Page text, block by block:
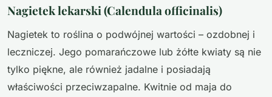
Nagietek lekarski (Calendula officinalis)
Nagietek to roślina o podwójnej wartości – ozdobnej i
leczniczej. Jego pomarańczowe lub żółte kwiaty są nie
tylko piękne, ale również jadalne i posiadają
właściwości przeciwzapalne. Kwitnie od maja do